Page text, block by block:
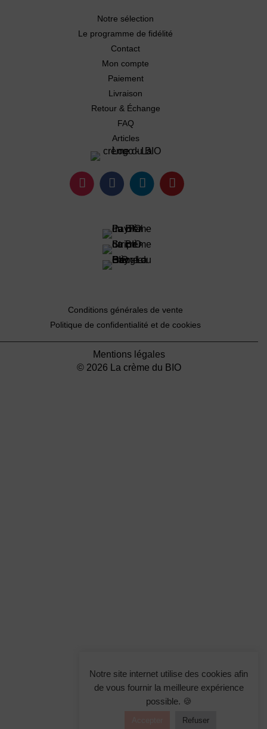
Notre sélection
Le programme de fidélité
Contact
Mon compte
Paiement
Livraison
Retour & Échange
FAQ
Articles
Conditions générales de vente
Politique de confidentialité et de cookies
Mentions légales
© 2026 La crème du BIO
Notre site internet utilise des cookies afin
de vous fournir la meilleure expérience
possible. 🍪
Refuser